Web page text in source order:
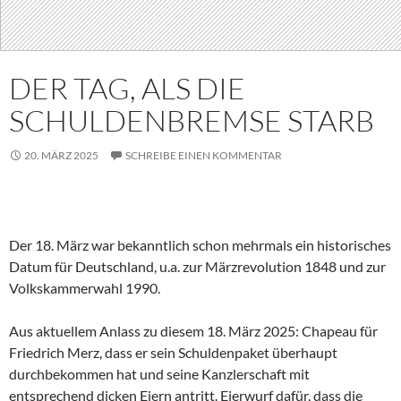
DER TAG, ALS DIE
SCHULDENBREMSE STARB
20. MÄRZ 2025 SCHREIBE EINEN KOMMENTAR
Der 18. März war bekanntlich schon mehrmals ein historisches
Datum für Deutschland, u.a. zur Märzrevolution 1848 und zur
Volkskammerwahl 1990.
Aus aktuellem Anlass zu diesem 18. März 2025: Chapeau für
Friedrich Merz, dass er sein Schuldenpaket überhaupt
durchbekommen hat und seine Kanzlerschaft mit
entsprechend dicken Eiern antritt. Eierwurf dafür, dass die